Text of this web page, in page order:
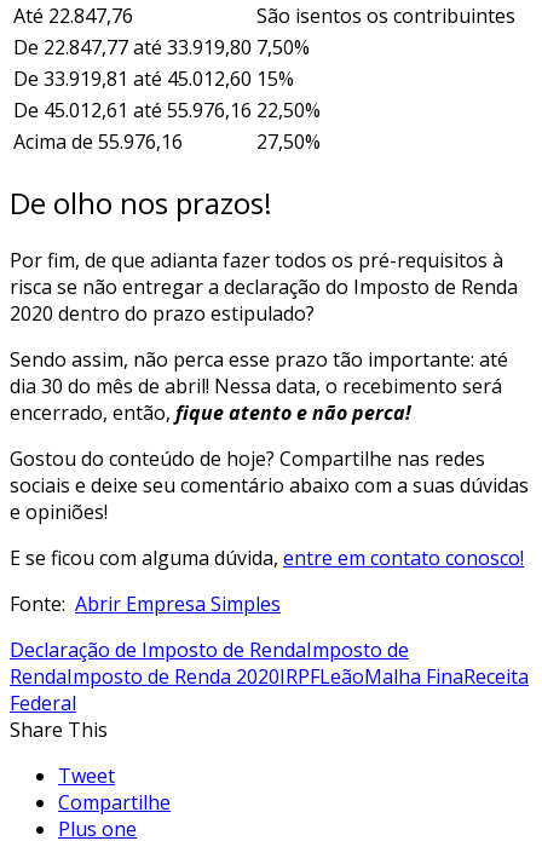
Até 22.847,76
São isentos os contribuintes
De 22.847,77 até 33.919,80 7,50%
De 33.919,81 até 45.012,60 15%
De 45.012,61 até 55.976,16 22,50%
Acima de 55.976,16
27,50%
De olho nos prazos!
Por fim, de que adianta fazer todos os pré-requisitos à
risca se não entregar a declaração do Imposto de Renda
2020 dentro do prazo estipulado?
Sendo assim, não perca esse prazo tão importante: até
dia 30 do mês de abril! Nessa data, o recebimento será
encerrado, então, fique atento e não perca!
Gostou do conteúdo de hoje? Compartilhe nas redes
sociais e deixe seu comentário abaixo com a suas dúvidas
e opiniões!
E se ficou com alguma dúvida, entre em contato conosco!
Fonte: Abrir Empresa Simples
Declaração de Imposto de RendaImposto de
RendaImposto de Renda 2020IRPFLeãoMalha FinaReceita
Federal
Share This
Tweet
Compartilhe
Plus one